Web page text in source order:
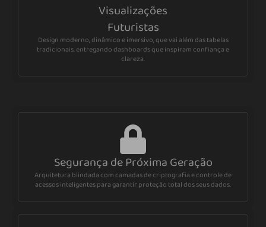
Visualizações
Futuristas
Design moderno, dinâmico e imersivo, que vai além das tabelas
tradicionais, entregando dashboards que inspiram confiança e
clareza.
Segurança de Próxima Geração
Arquitetura blindada com camadas de criptografia e controle de
acessos inteligentes para garantir proteção total dos seus dados.